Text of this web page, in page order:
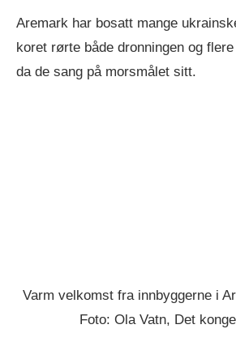
Aremark har bosatt mange
koret rørte både dronningen og
da de sang på morsmålet sitt.
Varm velkomst fra innbyggerne i
Foto: Ola Vatn, Det